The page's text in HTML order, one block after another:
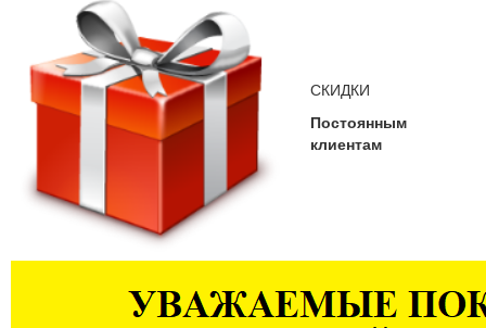
СКИДКИ
Постоянным
клиентам